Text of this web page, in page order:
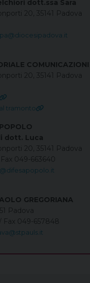
dott.ssa Sara
20, 35141 Padova
COMUNICAZIONI
20, 35141 Padova
tramonto
dott. Luca
20, 35141 Padova
049-663640
GREGORIANA
Padova
Fax 049-657848